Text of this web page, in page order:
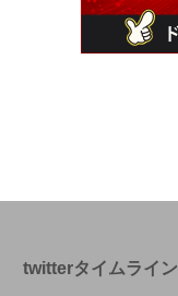
twitterタイムライン